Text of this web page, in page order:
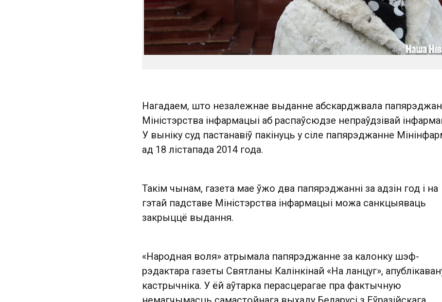
Нагадаем, што незалежнае выданне абскарджвала
Міністэрства інфармацыі аб распаўсюдзе непраўдзівай
У выніку суд пастанавіў пакінуць у сіле папярэджанне
ад 18 лістапада 2014 года.
Такім чынам, газета мае ўжо два папярэджанні за адзін год і на
гэтай падставе Міністэрства інфармацыі можа санкцыяваць
закрыццё выдання.
«Народная воля» атрымала папярэджанне за калонку шэф-
рэдактара газеты Святланы Калінкінай «На ланцуг»,
кастрычніка. У ёй аўтарка перасцерагае пра фактычную